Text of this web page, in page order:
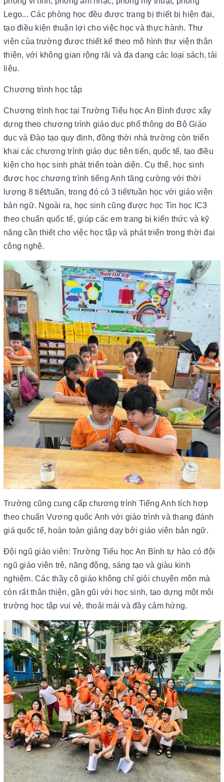
Lego... Các phòng học đều được trang bị thiết bị hiện đại,
tạo điều kiện thuận lợi cho việc học và thực hành. Thư
viện của trường được thiết kế theo mô hình thư viện thân
thiện, với không gian rộng rãi và đa dạng các loại sách, tài
liệu.
Chương trình học tập
Chương trình học tại Trường Tiểu học An Bình được xây
dựng theo chương trình giáo dục phổ thông do Bộ Giáo
dục và Đào tạo quy định, đồng thời nhà trường còn triển
khai các chương trình giáo dục tiên tiến, quốc tế, tạo điều
kiện cho học sinh phát triển toàn diện. Cụ thể, học sinh
được học chương trình tiếng Anh tăng cường với thời
lượng 8 tiết/tuần, trong đó có 3 tiết/tuần học với giáo viên
bản ngữ. Ngoài ra, học sinh cũng được học Tin học IC3
theo chuẩn quốc tế, giúp các em trang bị kiến thức và kỹ
năng cần thiết cho việc học tập và phát triển trong thời đại
công nghệ.
Trường cũng cung cấp chương trình Tiếng Anh tích hợp
theo chuẩn Vương quốc Anh với giáo trình và thang đánh
giá quốc tế, hoàn toàn giảng dạy bởi giáo viên bản ngữ.
Đội ngũ giáo viên: Trường Tiểu học An Bình tự hào có đội
ngũ giáo viên trẻ, năng động, sáng tạo và giàu kinh
nghiệm. Các thầy cô giáo không chỉ giỏi chuyên môn mà
còn rất thân thiện, gần gũi với học sinh, tạo dựng một môi
trường học tập vui vẻ, thoải mái và đầy cảm hứng.